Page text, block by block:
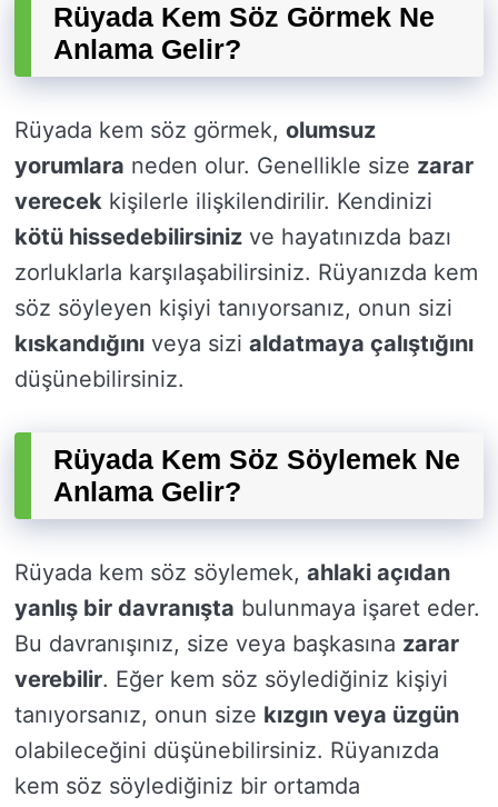
Rüyada Kem Söz Görmek Ne
Anlama Gelir?
Rüyada kem söz görmek, olumsuz
yorumlara neden olur. Genellikle size zarar
verecek kişilerle ilişkilendirilir. Kendinizi
kötü hissedebilirsiniz ve hayatınızda bazı
zorluklarla karşılaşabilirsiniz. Rüyanızda kem
söz söyleyen kişiyi tanıyorsanız, onun sizi
kıskandığını veya sizi aldatmaya çalıştığını
düşünebilirsiniz.
Rüyada Kem Söz Söylemek Ne
Anlama Gelir?
Rüyada kem söz söylemek, ahlaki açıdan
yanlış bir davranışta bulunmaya işaret eder.
Bu davranışınız, size veya başkasına zarar
verebilir. Eğer kem söz söylediğiniz kişiyi
tanıyorsanız, onun size kızgın veya üzgün
olabileceğini düşünebilirsiniz. Rüyanızda
kem söz söylediğiniz bir ortamda